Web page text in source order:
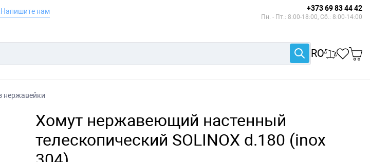
Напишите нам +373 69 83 44 42
Пн. - Пт.: 8:00-18:00, Сб.: 8:00-14:00
RO
Хомут нержавеющий настенный
телескопический SOLINOX d.180 (inox